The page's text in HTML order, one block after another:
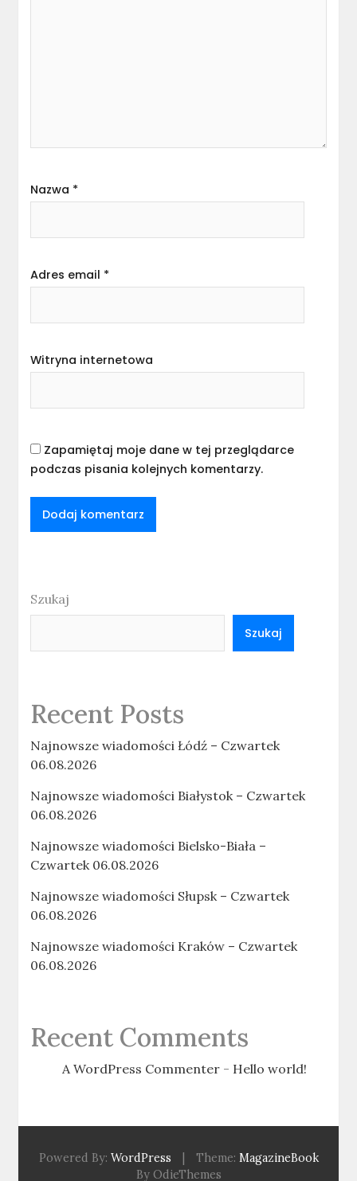
Nazwa *
Adres email *
Witryna internetowa
Zapamiętaj moje dane w tej przeglądarce
podczas pisania kolejnych komentarzy.
Szukaj
Szukaj
Recent Posts
Najnowsze wiadomości Łódź – Czwartek
06.08.2026
Najnowsze wiadomości Białystok – Czwartek
06.08.2026
Najnowsze wiadomości Bielsko-Biała –
Czwartek 06.08.2026
Najnowsze wiadomości Słupsk – Czwartek
06.08.2026
Najnowsze wiadomości Kraków – Czwartek
06.08.2026
Recent Comments
A WordPress Commenter - Hello world!
Powered By: WordPress Theme: MagazineBook
By OdieThemes